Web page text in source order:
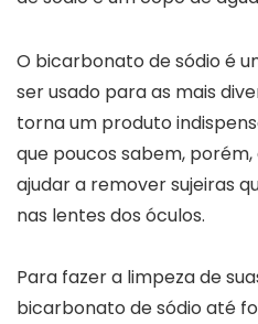
O bicarbonato de sódio é
ser usado para as mais
torna um produto
que poucos sabem,
ajudar a remover sujeiras
nas lentes dos óculos.
Para fazer a limpeza de
bicarbonato de sódio até